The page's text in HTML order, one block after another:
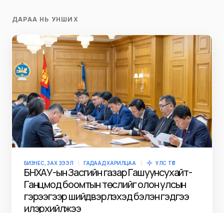
ДАРАА НЬ УНШИХ
БИЗНЕС, ЗАХ ЗЭЭЛ ГАДААД ХАРИЛЦАА УЛС ТӨР
БНХАУ-ын Засгийн газар Гашуунсухайт-
Ганцмод боомтын төслийг олон улсын
гэрээгээр шийдвэрлэхэд бэлэн гэдгээ
илэрхийлжээ